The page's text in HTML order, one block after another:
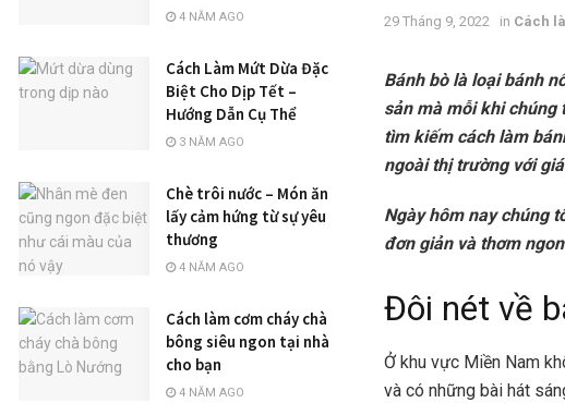
29 Tháng 9, 2022 in Cách
Bánh bò là loại bánh
sản mà mỗi khi chúng
tìm kiếm cách làm
ngoài thị trường với
Ngày hôm nay chúng
đơn giản và thơm
Đôi nét về
Ở khu vực Miền Nam
và có những bài hát
4 NĂM AGO
Cách Làm Mứt Dừa Đặc
Biệt Cho Dịp Tết –
Hướng Dẫn Cụ Thể
3 NĂM AGO
Chè trôi nước – Món ăn
lấy cảm hứng từ sự yêu
thương
4 NĂM AGO
Cách làm cơm cháy chà
bông siêu ngon tại nhà
cho bạn
4 NĂM AGO